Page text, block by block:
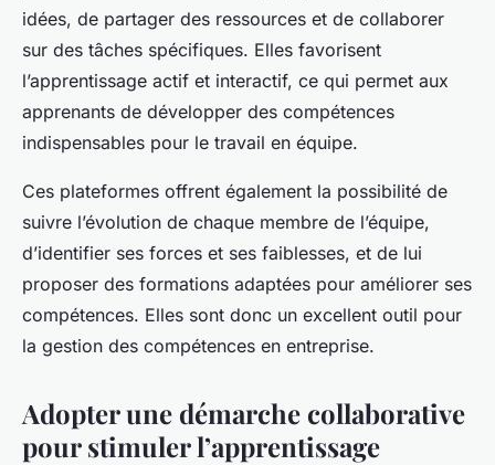
idées, de partager des ressources et de collaborer
sur des tâches spécifiques. Elles favorisent
l’apprentissage actif et interactif, ce qui permet aux
apprenants de développer des compétences
indispensables pour le travail en équipe.
Ces plateformes offrent également la possibilité de
suivre l’évolution de chaque membre de l’équipe,
d’identifier ses forces et ses faiblesses, et de lui
proposer des formations adaptées pour améliorer ses
compétences. Elles sont donc un excellent outil pour
la gestion des compétences en entreprise.
Adopter une démarche collaborative
pour stimuler l’apprentissage